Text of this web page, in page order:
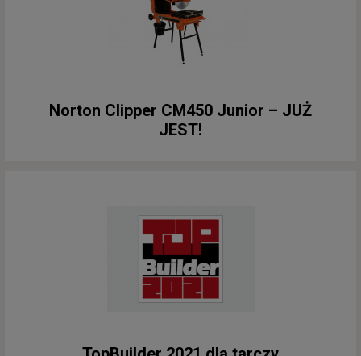
Norton Clipper CM450 Junior – JUŻ
JEST!